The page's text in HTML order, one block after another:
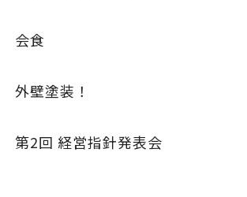
会食
外壁塗装！
第2回 経営指針発表会